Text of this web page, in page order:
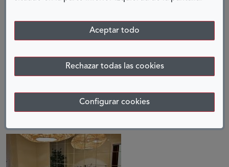
Aceptar todo
Rechazar todas las cookies
Configurar cookies
COMPARTIR:
ENTRADAS RELACIONADAS